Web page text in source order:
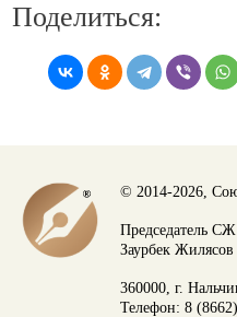
Поделиться:
© 2014-2026,
Председатель
Заурбек Жилясов
360000, г.
Телефон: 8 (8662)